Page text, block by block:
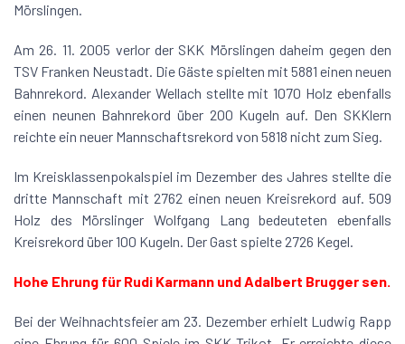
Mörslingen.
Am 26. 11. 2005 verlor der SKK Mörslingen daheim gegen den
TSV Franken Neustadt. Die Gäste spielten mit 5881 einen neuen
Bahnrekord. Alexander Wellach stellte mit 1070 Holz ebenfalls
einen neunen Bahnrekord über 200 Kugeln auf. Den SKKlern
reichte ein neuer Mannschaftsrekord von 5818 nicht zum Sieg.
Im Kreisklassenpokalspiel im Dezember des Jahres stellte die
dritte Mannschaft mit 2762 einen neuen Kreisrekord auf. 509
Holz des Mörslinger Wolfgang Lang bedeuteten ebenfalls
Kreisrekord über 100 Kugeln. Der Gast spielte 2726 Kegel.
Hohe Ehrung für Rudi Karmann und Adalbert Brugger sen.
Bei der Weihnachtsfeier am 23. Dezember erhielt Ludwig Rapp